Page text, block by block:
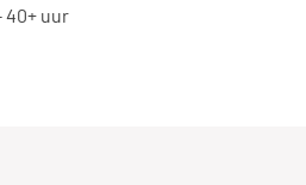
40+ uur